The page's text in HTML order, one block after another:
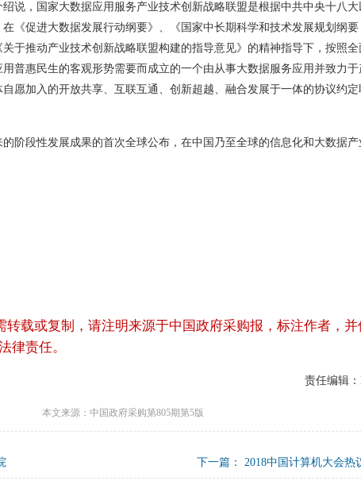
说，国家大数据应用服务产业技术创新战略联盟是根据中共中央十八大
《促进大数据发展行动纲要》、《国家中长期科学和技术发展规划纲要
于推动产业技术创新战略联盟构建的指导意见》的精神指导下，按照全
普惠民生的客观形势需要而成立的一个由从事大数据服务应用并致力
愿加入的开放共享、互联互通、创新超越、融合发展于一体的协议约定
阶段性发展成果的首次全球公布，在中国乃至全球的信息化和大数据产
转载或复制，请注明来源于中国政府采购报，标注作者，并
律责任。
责任编辑
本文来源：中国政府采购第805期第5版
下一篇： 2018中国计算机大会热